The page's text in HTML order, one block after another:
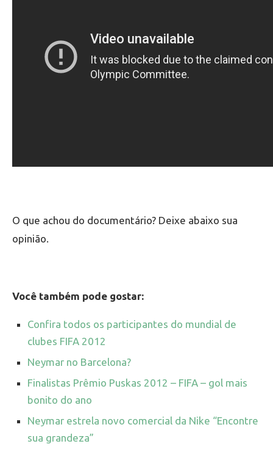
O que achou do documentário? Deixe abaixo sua
opinião.
Você também pode gostar:
Confira todos os participantes do mundial de
clubes FIFA 2012
Neymar no Barcelona?
Finalistas Prêmio Puskas 2012 – FIFA – gol mais
bonito do ano
Neymar estrela novo comercial da Nike “Encontre
sua grandeza”